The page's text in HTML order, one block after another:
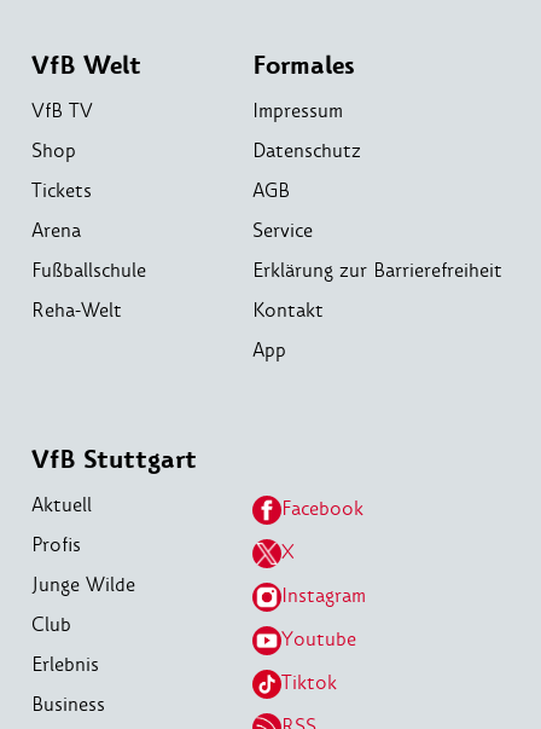
VfB Welt
VfB TV
Shop
Tickets
Arena
Fußballschule
Reha-Welt
Formales
Impressum
Datenschutz
AGB
Service
Erklärung zur Barrierefreiheit
Kontakt
App
VfB Stuttgart
Aktuell
Profis
Junge Wilde
Club
Erlebnis
Business
Facebook
X
Instagram
Youtube
Tiktok